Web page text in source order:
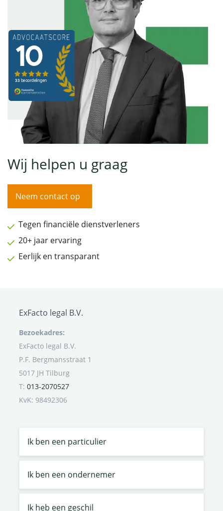
Wij helpen u graag
Neem contact op
Tegen financiële dienstverleners
20+ jaar ervaring
Eerlijk en transparant
ExFacto legal B.V.
Bezoekadres:
ExFacto legal B.V.
P.F. Bergmansstraat 1
5017 JH Tilburg
T: 013-2070527
KvK: 98492306
Ik ben een particulier
Ik ben een ondernemer
Ik heb een geschil